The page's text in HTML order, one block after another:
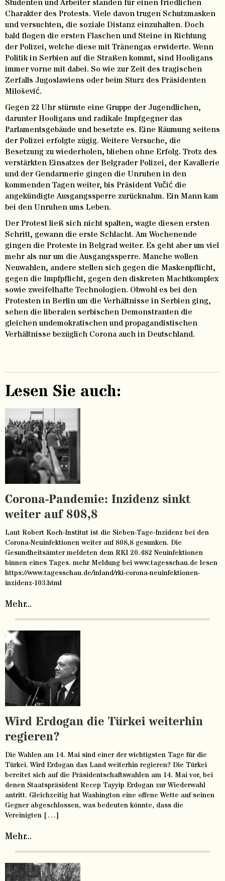
Studenten und Arbeiter standen für einen friedlichen
Charakter des Protests. Viele davon trugen Schutzmasken
und versuchten, die soziale Distanz einzuhalten. Doch
bald flogen die ersten Flaschen und Steine in Richtung
der Polizei, welche diese mit Tränengas erwiderte. Wenn
Politik in Serbien auf die Straßen kommt, sind Hooligans
immer vorne mit dabei. So wie zur Zeit des tragischen
Zerfalls Jugoslawiens oder beim Sturz des Präsidenten
Milošević.
Gegen 22 Uhr stürmte eine Gruppe der Jugendlichen,
darunter Hooligans und radikale Impfgegner das
Parlamentsgebäude und besetzte es. Eine Räumung seitens
der Polizei erfolgte zügig. Weitere Versuche, die
Besetzung zu wiederholen, blieben ohne Erfolg. Trotz des
verstärkten Einsatzes der Belgrader Polizei, der Kavallerie
und der Gendarmerie gingen die Unruhen in den
kommenden Tagen weiter, bis Präsident Vučić die
angekündigte Ausgangssperre zurücknahm. Ein Mann kam
bei den Unruhen ums Leben.
Der Protest ließ sich nicht spalten, wagte diesen ersten
Schritt, gewann die erste Schlacht. Am Wochenende
gingen die Proteste in Belgrad weiter. Es geht aber um viel
mehr als nur um die Ausgangssperre. Manche wollen
Neuwahlen, andere stellen sich gegen die Maskenpflicht,
gegen die Impfpflicht, gegen den diskreten Machtkomplex
sowie zweifelhafte Technologien. Obwohl es bei den
Protesten in Berlin um die Verhältnisse in Serbien ging,
sehen die liberalen serbischen Demonstranten die
gleichen undemokratischen und propagandistischen
Verhältnisse bezüglich Corona auch in Deutschland.
Lesen Sie auch:
Corona-Pandemie: Inzidenz sinkt
weiter auf 808,8
Laut Robert Koch-Institut ist die Sieben-Tage-Inzidenz bei den
Corona-Neuinfektionen weiter auf 808,8 gesunken. Die
Gesundheitsämter meldeten dem RKI 20.482 Neuinfektionen
binnen eines Tages. mehr Meldung bei www.tagesschau.de lesen
https://www.tagesschau.de/inland/rki-corona-neuinfektionen-
inzidenz-103.html
Mehr...
Wird Erdogan die Türkei weiterhin
regieren?
Die Wahlen am 14. Mai sind einer der wichtigsten Tage für die
Türkei. Wird Erdogan das Land weiterhin regieren? Die Türkei
bereitet sich auf die Präsidentschaftswahlen am 14. Mai vor, bei
denen Staatspräsident Recep Tayyip Erdogan zur Wiederwahl
antritt. Gleichzeitig hat Washington eine offene Wette auf seinen
Gegner abgeschlossen, was bedeuten könnte, dass die
Vereinigten […]
Mehr...